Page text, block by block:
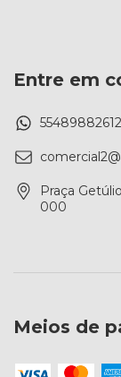
Entre em
Praça
000
Meios de